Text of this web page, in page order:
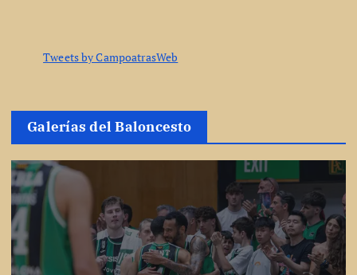
Tweets by CampoatrasWeb
Galerías del Baloncesto